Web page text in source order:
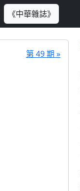
《中華雜誌》
第 49 期 »